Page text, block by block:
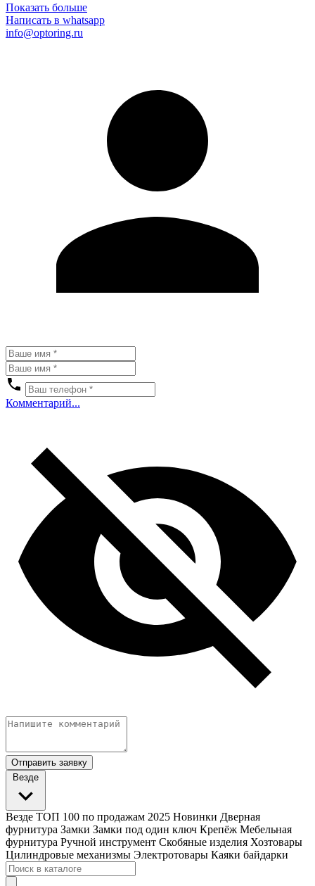
Показать больше
Написать в whatsapp
info@optoring.ru
Комментарий...
Отправить заявку
Везде
Везде ТОП 100 по продажам 2025 Новинки Дверная
фурнитура Замки Замки под один ключ Крепёж Мебельная
фурнитура Ручной инструмент Скобяные изделия Хозтовары
Цилиндровые механизмы Электротовары Каяки байдарки